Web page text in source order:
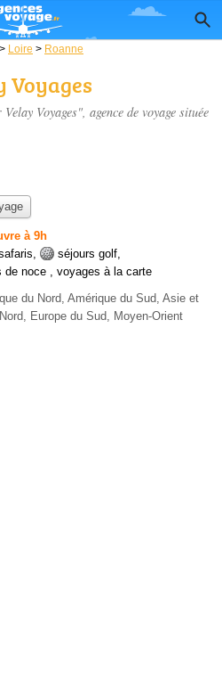
> Loire > Roanne
Voyages", agence de voyage située
à 9h
, séjours golf,
de noce , voyages à la carte
du Nord, Amérique du Sud, Asie et
Europe du Sud, Moyen-Orient